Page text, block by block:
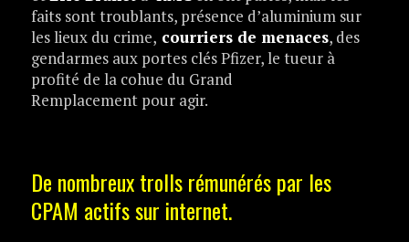
faits sont troublants, présence d’aluminium sur
les lieux du crime, courriers de menaces, des
gendarmes aux portes clés Pfizer, le tueur à
profité de la cohue du Grand
Remplacement pour agir.
De nombreux trolls rémunérés par les
CPAM actifs sur internet.